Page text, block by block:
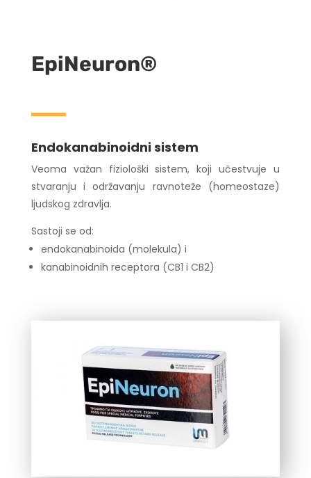
EpiNeuron®
Endokanabinoidni sistem
Veoma važan fiziološki sistem, koji učestvuje u
stvaranju i održavanju ravnoteže (homeostaze)
ljudskog zdravlja.
Sastoji se od:
endokanabinoida (molekula) i
kanabinoidnih receptora (CB1 i CB2)